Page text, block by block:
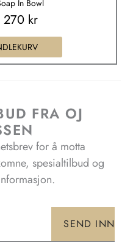
In Bowl
var:
2,270 kr.
270 kr
er:
270 kr.
FRA OJ
for å motta
spesialtilbud og
SEND INN